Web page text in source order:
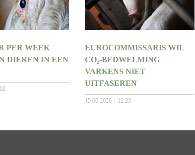
PER WEEK
DIEREN IN EEN
EUROCOMMISSARIS WIL
CO₂-BEDWELMING
VARKENS NIET
UITFASEREN
15 06 2026 12:23